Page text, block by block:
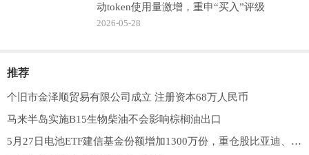
动token使用量激增，重申“买入”评级
2026-05-28
推荐
个旧市金泽顺贸易有限公司成立 注册资本68万人民币
马来半岛实施B15生物柴油不会影响棕榈油出口
5月27日电池ETF建信基金份额增加1300万份，重仓股比亚迪、宁德时代、华友钴业 观察